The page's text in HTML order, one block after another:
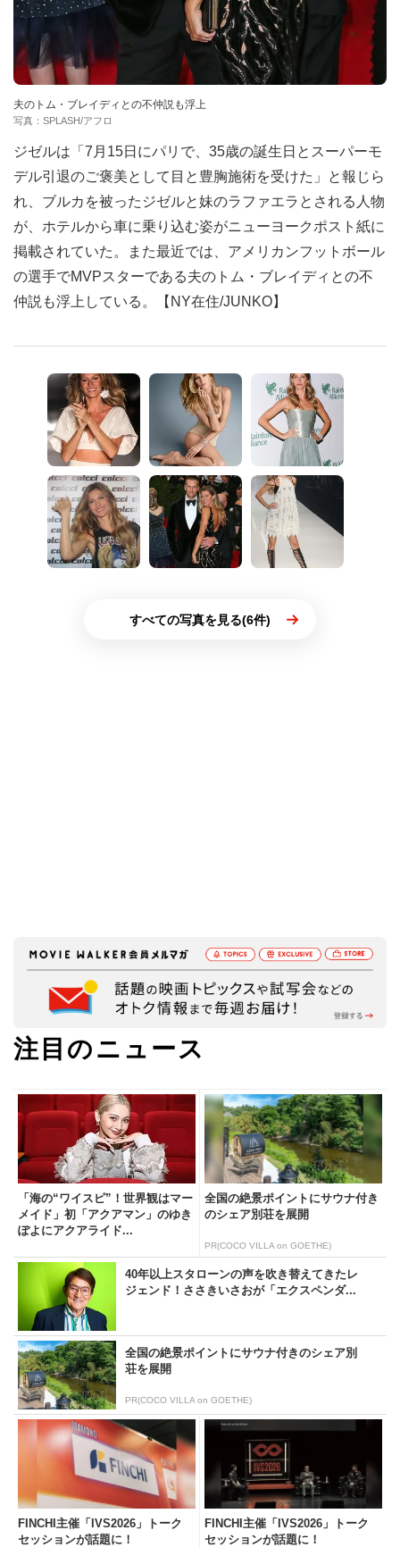
夫のトム・ブレイディとの不仲説も浮上
写真：SPLASH/アフロ
ジゼルは「7月15日にパリで、35歳の誕生日とスーパーモ
デル引退のご褒美として目と豊胸施術を受けた」と報じら
れ、ブルカを被ったジゼルと妹のラファエラとされる人物
が、ホテルから車に乗り込む姿がニューヨークポスト紙に
掲載されていた。また最近では、アメリカンフットボール
の選手でMVPスターである夫のトム・ブレイディとの不
仲説も浮上している。【NY在住/JUNKO】
すべての写真を見る(6件)
注目のニュース
「海の“ワイスピ”！世界観はマー
メイド」初「アクアマン」のゆき
ぽよにアクアライド...
全国の絶景ポイントにサウナ付き
のシェア別荘を展開
PR(COCO VILLA on GOETHE)
40年以上スタローンの声を吹き替えてきたレ
ジェンド！ささきいさおが「エクスペンダ...
全国の絶景ポイントにサウナ付きのシェア別
荘を展開
PR(COCO VILLA on GOETHE)
FINCHI主催「IVS2026」トーク
セッションが話題に！
FINCHI主催「IVS2026」トーク
セッションが話題に！